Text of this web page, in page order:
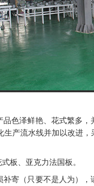
色泽鲜艳、花式繁多
产流水线并加以改进
板、亚克力法国板。
寄（只要不是人为）